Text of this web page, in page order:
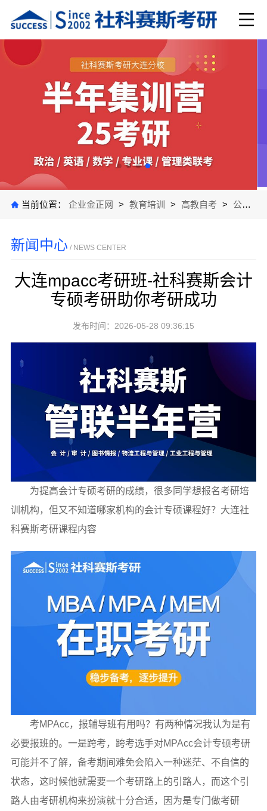
当前位置： 企业金正网 > 教育培训 > 高教自考 > 公司新闻
新闻中心 / NEWS CENTER
大连mpacc考研班-社科赛斯会计
专硕考研助你考研成功
发布时间：2026-05-28 09:36:15
为提高会计专硕考研的成绩，很多同学想报名考研培
训机构，但又不知道哪家机构的会计专硕课程好？大连社
科赛斯考研课程内容
考MPAcc，报辅导班有用吗？有两种情况我认为是有
必要报班的。一是跨考，跨考选手对MPAcc会计专硕考研
可能并不了解，备考期间难免会陷入一种迷茫、不自信的
状态，这时候他就需要一个考研路上的引路人，而这个引
路人由考研机构来扮演就十分合适，因为是专门做考研